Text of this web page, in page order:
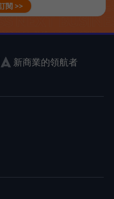
閱 >>
新商業的領航者